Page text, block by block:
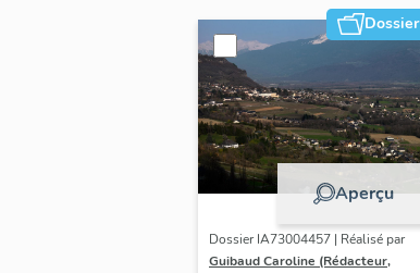
Dossier
Aperçu
Dossier IA73004457 | Réalisé par
Guibaud Caroline (Rédacteur,